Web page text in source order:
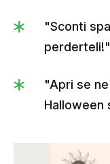
"Sconti
perderteli!"
"Apri se
Halloween